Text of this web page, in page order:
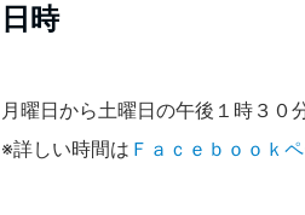
日時
月曜日から土曜日の午後１時３０
※詳しい時間は Ｆａｃｅｂｏｏｋ